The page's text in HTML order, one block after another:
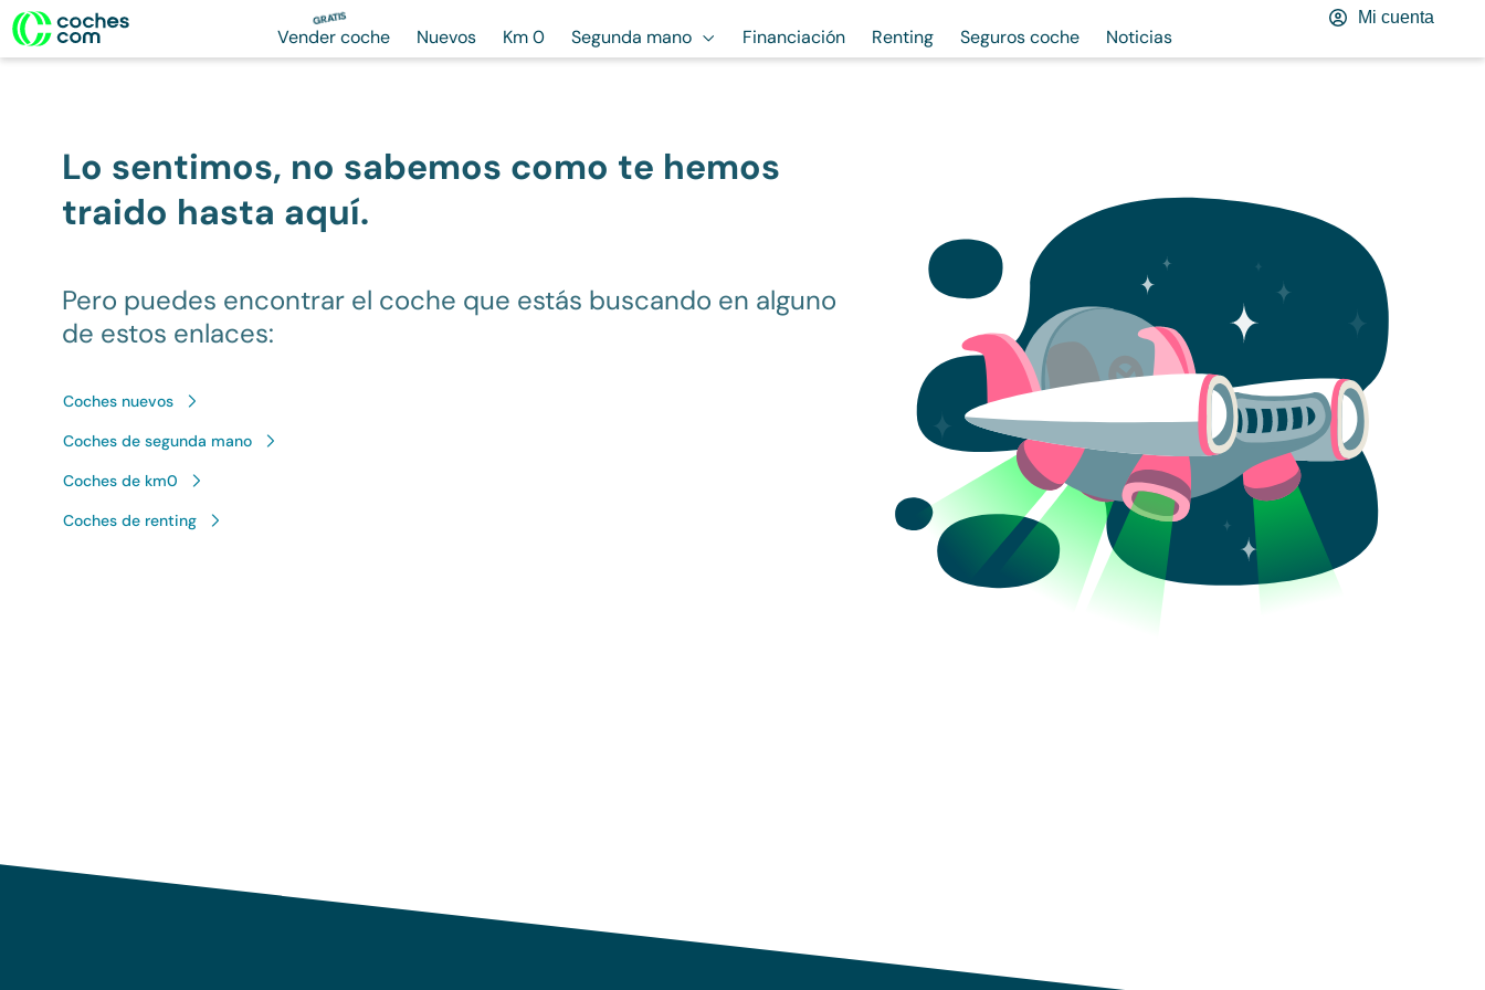
GRATIS
Vender coche Nuevos Km 0 Segunda mano Financiación Renting Seguros coche Noticias
Mi cuenta
Lo sentimos, no sabemos como te hemos
traido hasta aquí.
Pero puedes encontrar el coche que estás buscando en alguno
de estos enlaces:
Coches nuevos
Coches de segunda mano
Coches de km0
Coches de renting